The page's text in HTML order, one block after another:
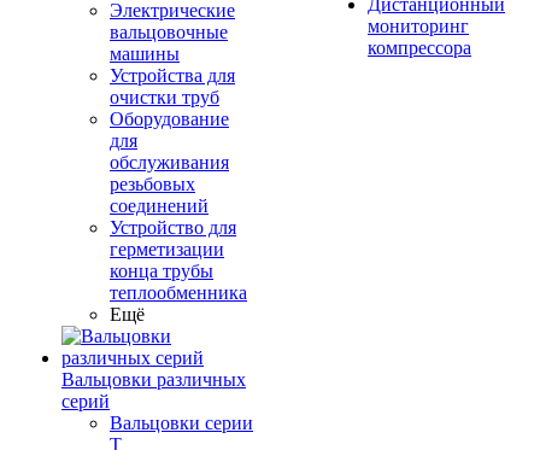
Электрические
вальцовочные
машины
Устройства для
очистки труб
Оборудование
для
обслуживания
резьбовых
соединений
Устройство для
герметизации
конца трубы
теплообменника
Ещё
Вальцовки различных
серий
Вальцовки серии
Т
Дистанционный
мониторинг
компрессора